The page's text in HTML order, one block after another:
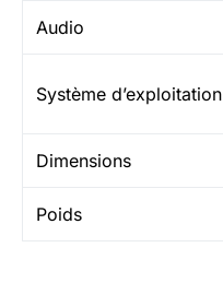
Audio
Système d’exploitation
Dimensions
Poids